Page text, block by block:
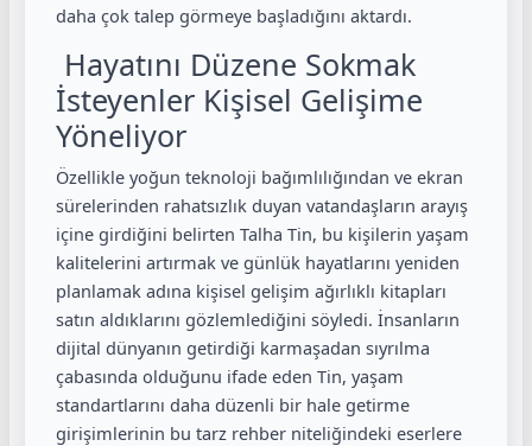
daha çok talep görmeye başladığını aktardı.
Hayatını Düzene Sokmak
İsteyenler Kişisel Gelişime
Yöneliyor
Özellikle yoğun teknoloji bağımlılığından ve ekran
sürelerinden rahatsızlık duyan vatandaşların arayış
içine girdiğini belirten Talha Tin, bu kişilerin yaşam
kalitelerini artırmak ve günlük hayatlarını yeniden
planlamak adına kişisel gelişim ağırlıklı kitapları
satın aldıklarını gözlemlediğini söyledi. İnsanların
dijital dünyanın getirdiği karmaşadan sıyrılma
çabasında olduğunu ifade eden Tin, yaşam
standartlarını daha düzenli bir hale getirme
girişimlerinin bu tarz rehber niteliğindeki eserlere